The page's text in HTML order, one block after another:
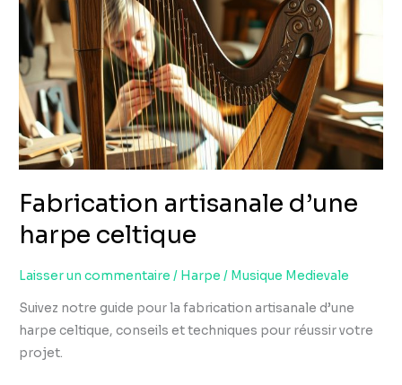
Fabrication artisanale d’une
harpe celtique
Laisser un commentaire / Harpe / Musique Medievale
Suivez notre guide pour la fabrication artisanale d’une
harpe celtique, conseils et techniques pour réussir votre
projet.
d’une
harpe
celtique